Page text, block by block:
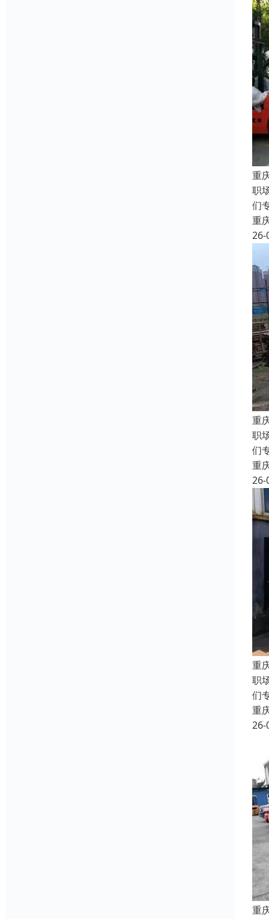
重
职
们
重
26-
重
职
们
重
26-
重
职
们
重
26-
重